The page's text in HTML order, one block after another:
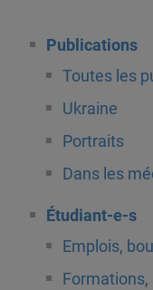
Publications
Toutes les
Ukraine
Portraits
Dans les
Étudiant-e-s
Emplois,
Formations,